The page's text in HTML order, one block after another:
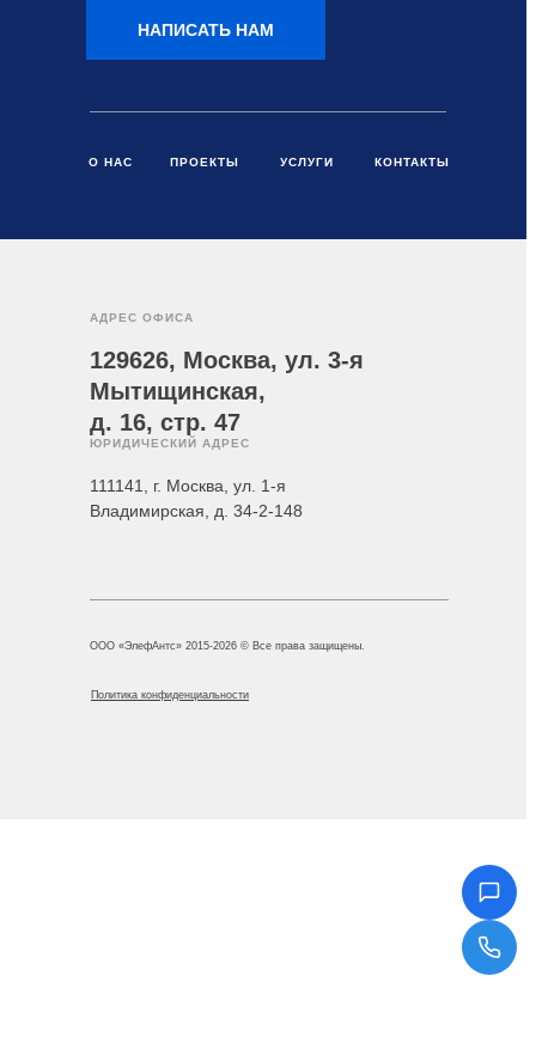
АДРЕС ОФИСА
111141, г. Москва, ул. 1-я
Владимирская, д. 34-2-148
129626, Москва, ул. 3-я
Мытищинская,
д. 16, стр. 47
ЮРИДИЧЕСКИЙ АДРЕС
О НАС ПРОЕКТЫ УСЛУГИ КОНТАКТЫ
ООО «ЭлефАнтс» 2015-2026 © Все права защищены.
Политика конфиденциальности
НАПИСАТЬ НАМ